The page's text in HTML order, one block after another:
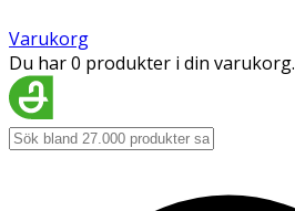
Varukorg
Du har 0 produkter i din varukorg.